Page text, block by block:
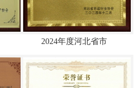
2024年度河北省市